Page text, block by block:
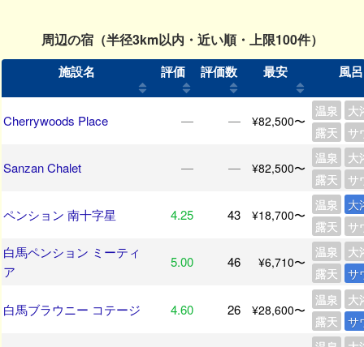
周辺の宿（半径3km以内・近い順・上限100件）
施設名 評価 評価数 最安 風呂
Cherrywoods Place ― ― ¥82,500〜
温泉
大
露天
サ
Sanzan Chalet ― ― ¥82,500〜
温泉
大
露天
サ
ペンション 南十字星 4.25 43 ¥18,700〜
温泉
大
露天
サ
白馬ペンション ミーティ
ア
5.00 46 ¥6,710〜
温泉
大
露天
サ
白馬ブラウニー コテージ 4.60 26 ¥28,600〜
温泉
大
露天
サ